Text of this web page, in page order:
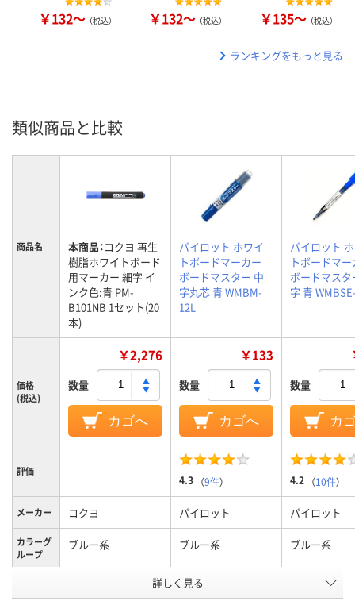
￥132～ （税込） ￥132～ （税込） ￥135～ （税込）
ランキングをもっと見る
類似商品と比較
商品名 本商品：コクヨ 再生
樹脂ホワイトボード
用マーカー 細字 イ
ンク色:青 PM-
B101NB 1セット(20
本)
パイロット ホワイ
トボードマーカー
ボードマスター 中
字丸芯 青 WMBM-
12L
パイロット
トボードマ
ボードマスタ
字 青
価格
(税込)
￥2,276
数量
カゴへ
￥133
数量
カゴへ
数量
カ
評価
4.3 （9件） 4.2 （10件）
メーカー コクヨ パイロット パイロット
カラーグ
ループ
ブルー系 ブルー系 ブルー系
中字丸芯、中字 細字丸芯、細
詳しく見る